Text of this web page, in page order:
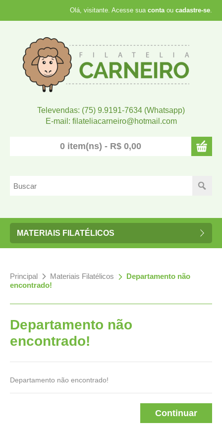
Olá, visitante. Acesse sua contaou cadastre-se.
Televendas: (75) 9.9191-7634 (Whatsapp)
E-mail: filateliacarneiro@hotmail.com
0 item(ns) - R$ 0,00
MATERIAIS FILATÉLICOS
Principal » Materiais Filatélicos » Departamento não
encontrado!
Departamento não
encontrado!
Departamento não encontrado!
Continuar